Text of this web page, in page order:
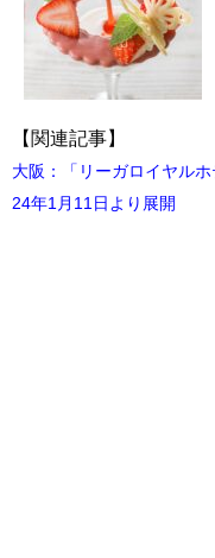
【関連記事】
大阪：「リーガロイヤル
24年1月11日より展開